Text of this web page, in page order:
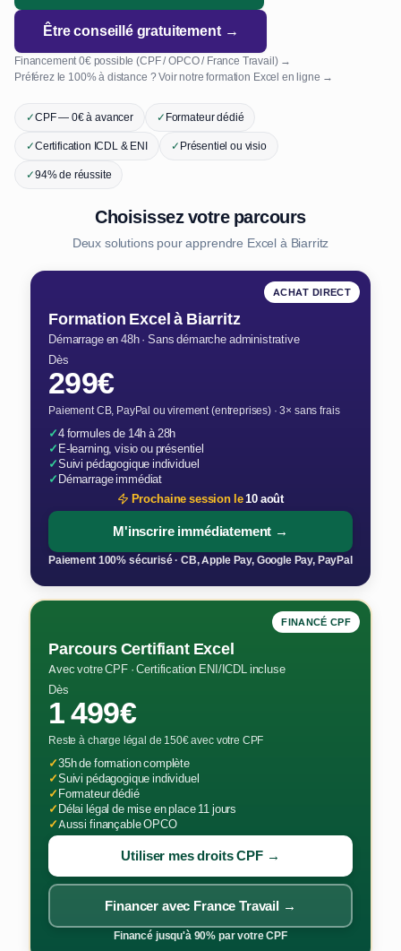
Être conseillé gratuitement →
Financement 0€ possible (CPF / OPCO / France Travail) →
Préférez le 100% à distance ? Voir notre formation Excel en ligne →
✓CPF — 0€ à avancer ✓Formateur dédié
✓Certification ICDL & ENI ✓Présentiel ou visio
✓94% de réussite
Choisissez votre parcours
Deux solutions pour apprendre Excel à Biarritz
ACHAT DIRECT
Formation Excel à Biarritz
Démarrage en 48h · Sans démarche administrative
Dès
299€
Paiement CB, PayPal ou virement (entreprises) · 3× sans frais
✓4 formules de 14h à 28h
✓E-learning, visio ou présentiel
✓Suivi pédagogique individuel
✓Démarrage immédiat
Prochaine session le10 août
M'inscrire immédiatement →
Paiement 100% sécurisé · CB, Apple Pay, Google Pay, PayPal
FINANCÉ CPF
Parcours Certifiant Excel
Avec votre CPF · Certification ENI/ICDL incluse
Dès
1 499€
Reste à charge légal de 150€ avec votre CPF
✓35h de formation complète
✓Suivi pédagogique individuel
✓Formateur dédié
✓Délai légal de mise en place 11 jours
✓Aussi finançable OPCO
Utiliser mes droits CPF →
Financer avec France Travail →
Financé jusqu'à 90% par votre CPF